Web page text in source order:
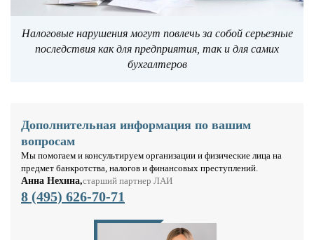
Налоговые нарушения могут повлечь за собой серьезные
последствия как для предприятия, так и для самих
бухгалтеров
Дополнительная информация по вашим
вопросам
Мы помогаем и консультируем организации и физические лица на
предмет банкротства, налогов и финансовых преступлений.
Анна Нехина,старший партнер ЛАИ
8 (495) 626-70-71